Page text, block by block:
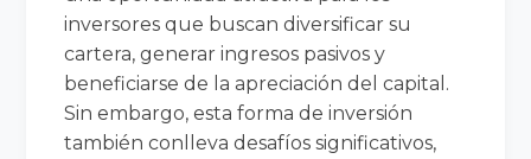
inversores que buscan diversificar su
cartera, generar ingresos pasivos y
beneficiarse de la apreciación del capital.
Sin embargo, esta forma de inversión
también conlleva desafíos significativos,